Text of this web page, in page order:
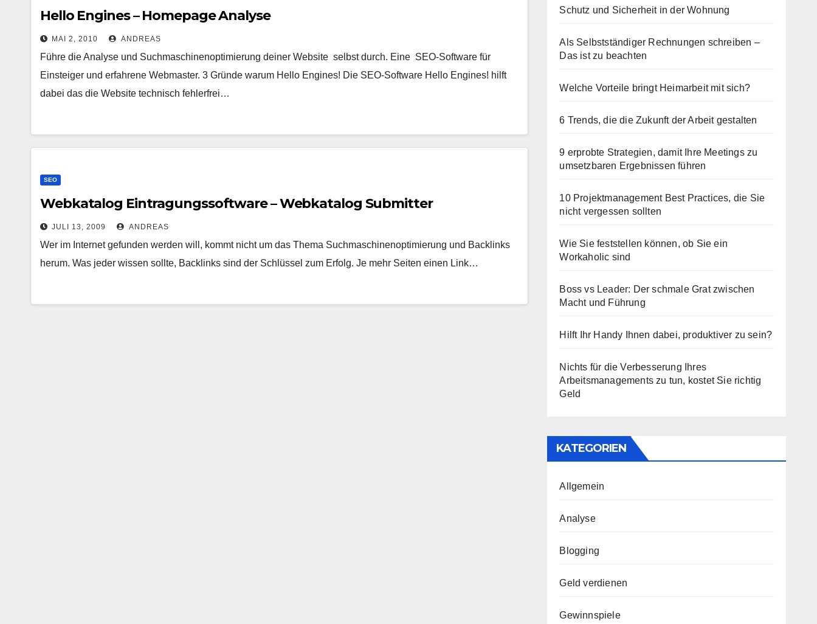
Hello Engines – Homepage Analyse
MAI 2, 2010 ANDREAS
Führe die Analyse und Suchmaschinenoptimierung deiner Website selbst durch. Eine SEO-Software für
Einsteiger und erfahrene Webmaster. 3 Gründe warum Hello Engines! Die SEO-Software Hello Engines! hilft
dabei das die Website technisch fehlerfrei…
SEO
Webkatalog Eintragungssoftware – Webkatalog Submitter
JULI 13, 2009 ANDREAS
Wer im Internet gefunden werden will, kommt nicht um das Thema Suchmaschinenoptimierung und Backlinks
herum. Was jeder wissen sollte, Backlinks sind der Schlüssel zum Erfolg. Je mehr Seiten einen Link…
Schutz und Sicherheit in der Wohnung
Als Selbstständiger Rechnungen schreiben –
Das ist zu beachten
Welche Vorteile bringt Heimarbeit mit sich?
6 Trends, die die Zukunft der Arbeit gestalten
9 erprobte Strategien, damit Ihre Meetings zu
umsetzbaren Ergebnissen führen
10 Projektmanagement Best Practices, die Sie
nicht vergessen sollten
Wie Sie feststellen können, ob Sie ein
Workaholic sind
Boss vs Leader: Der schmale Grat zwischen
Macht und Führung
Hilft Ihr Handy Ihnen dabei, produktiver zu sein?
Nichts für die Verbesserung Ihres
Arbeitsmanagements zu tun, kostet Sie richtig
Geld
KATEGORIEN
Allgemein
Analyse
Blogging
Geld verdienen
Gewinnspiele